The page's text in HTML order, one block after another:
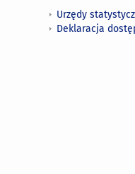
Urzędy
Deklaracja